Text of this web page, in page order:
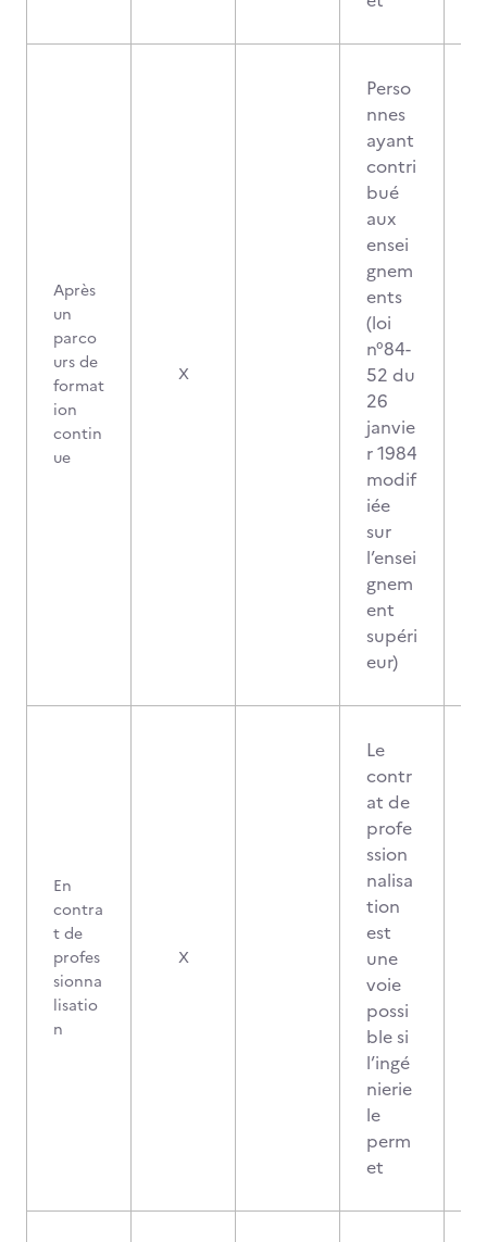
Après
un
parco
urs de
format
ion
contin
ue
X
Perso
nnes
ayant
contri
bué
aux
ensei
gnem
ents
(loi
n°84-
52 du
26
janvie
r 1984
modif
iée
sur
l’ensei
gnem
ent
supéri
eur)
En
contra
t de
profes
sionna
lisatio
n
X
Le
contr
at de
profe
ssion
nalisa
tion
est
une
voie
possi
ble si
l’ingé
nierie
le
perm
et